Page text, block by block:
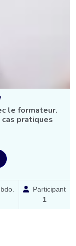
le formateur.
pratiques
Participant
1